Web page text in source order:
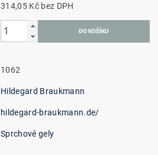
314,05 Kč bez DPH
1062
Hildegard Braukmann
hildegard-braukmann.de/
Sprchové gely